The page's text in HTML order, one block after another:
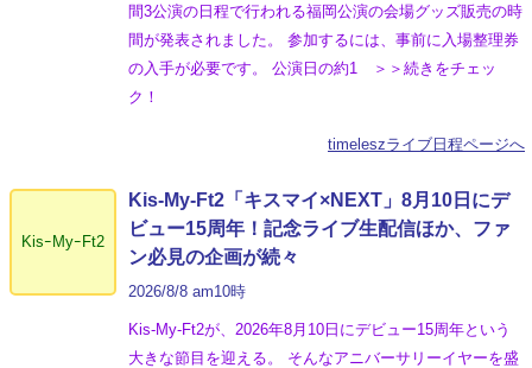
間3公演の日程で行われる福岡公演の会場グッズ販売の時
間が発表されました。 参加するには、事前に入場整理券
の入手が必要です。 公演日の約1 ＞＞続きをチェッ
ク！
timeleszライブ日程ページへ
KisｰMyｰFt2
Kis-My-Ft2「キスマイ×NEXT」8月10日にデ
ビュー15周年！記念ライブ生配信ほか、ファ
ン必見の企画が続々
2026/8/8 am10時
Kis-My-Ft2が、2026年8月10日にデビュー15周年という
大きな節目を迎える。 そんなアニバーサリーイヤーを盛